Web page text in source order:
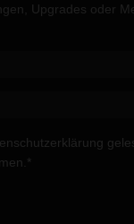
Upgrades oder